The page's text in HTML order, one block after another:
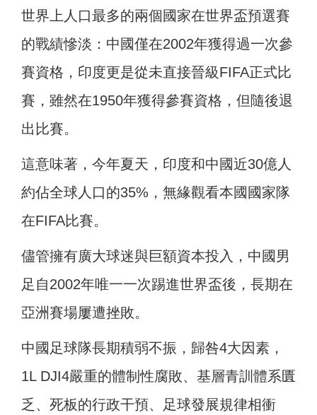
世界上人口最多的兩個國家在世界盃預選賽
的戰績慘淡：中國僅在2002年獲得過一次參
賽資格，印度更是從未直接晉級FIFA正式比
賽，雖然在1950年獲得參賽資格，但隨後退
出比賽。
這意味著，今年夏天，印度和中國近30億人
約佔全球人口的35%，無緣觀看本國國家隊
在FIFA比賽。
儘管擁有廣大球迷與巨額資本投入，中國男
足自2002年唯一一次踢進世界盃後，長期在
亞洲賽場屢遭挫敗。
中國足球隊長期積弱不振，歸咎4大因素，
1L DJI4嚴重的體制性腐敗、基層青訓體系匱
乏、死板的行政干預、足球發展規律相衝